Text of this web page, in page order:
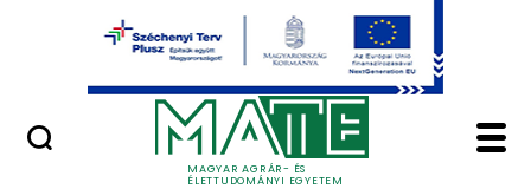
Ugrás a fő tartalomhoz
MAGYAR AGRÁR- ÉS
ÉLETTUDOMÁNYI EGYETEM
Minőségügy
Home - Magyar